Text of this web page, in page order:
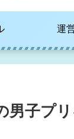
運
子プ